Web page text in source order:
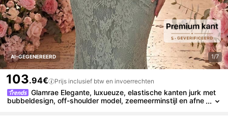
AI-GEGENEREERD 1/7
103.94€ Prijs inclusief btw en invoerrechten
Glamrae Elegante, luxueuze, elastische kanten jurk met
bubbeldesign, off-shoulder model, zeemeerminstijl en afne